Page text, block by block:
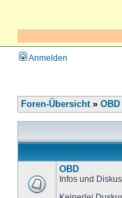
Anmelden
Foren-Übersicht»
OBD
Infos und